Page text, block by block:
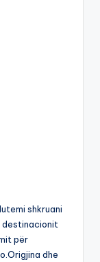
shkruani
destinacionit
për
dhe